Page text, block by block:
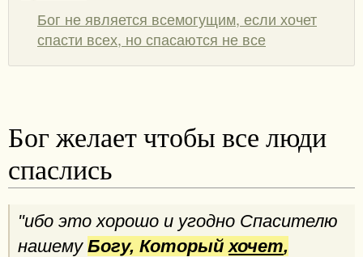
Бог не является всемогущим, если хочет
спасти всех, но спасаются не все
Бог желает чтобы все люди
спаслись
"ибо это хорошо и угодно Спасителю
нашему Богу, Который хочет,